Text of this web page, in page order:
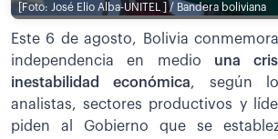
[Foto: José Elio Alba-UNITEL ] / Bandera boliviana
Este 6 de agosto, Bolivia
independencia en medio una
inestabilidad económica, según
analistas, sectores productivos y
piden al Gobierno que se